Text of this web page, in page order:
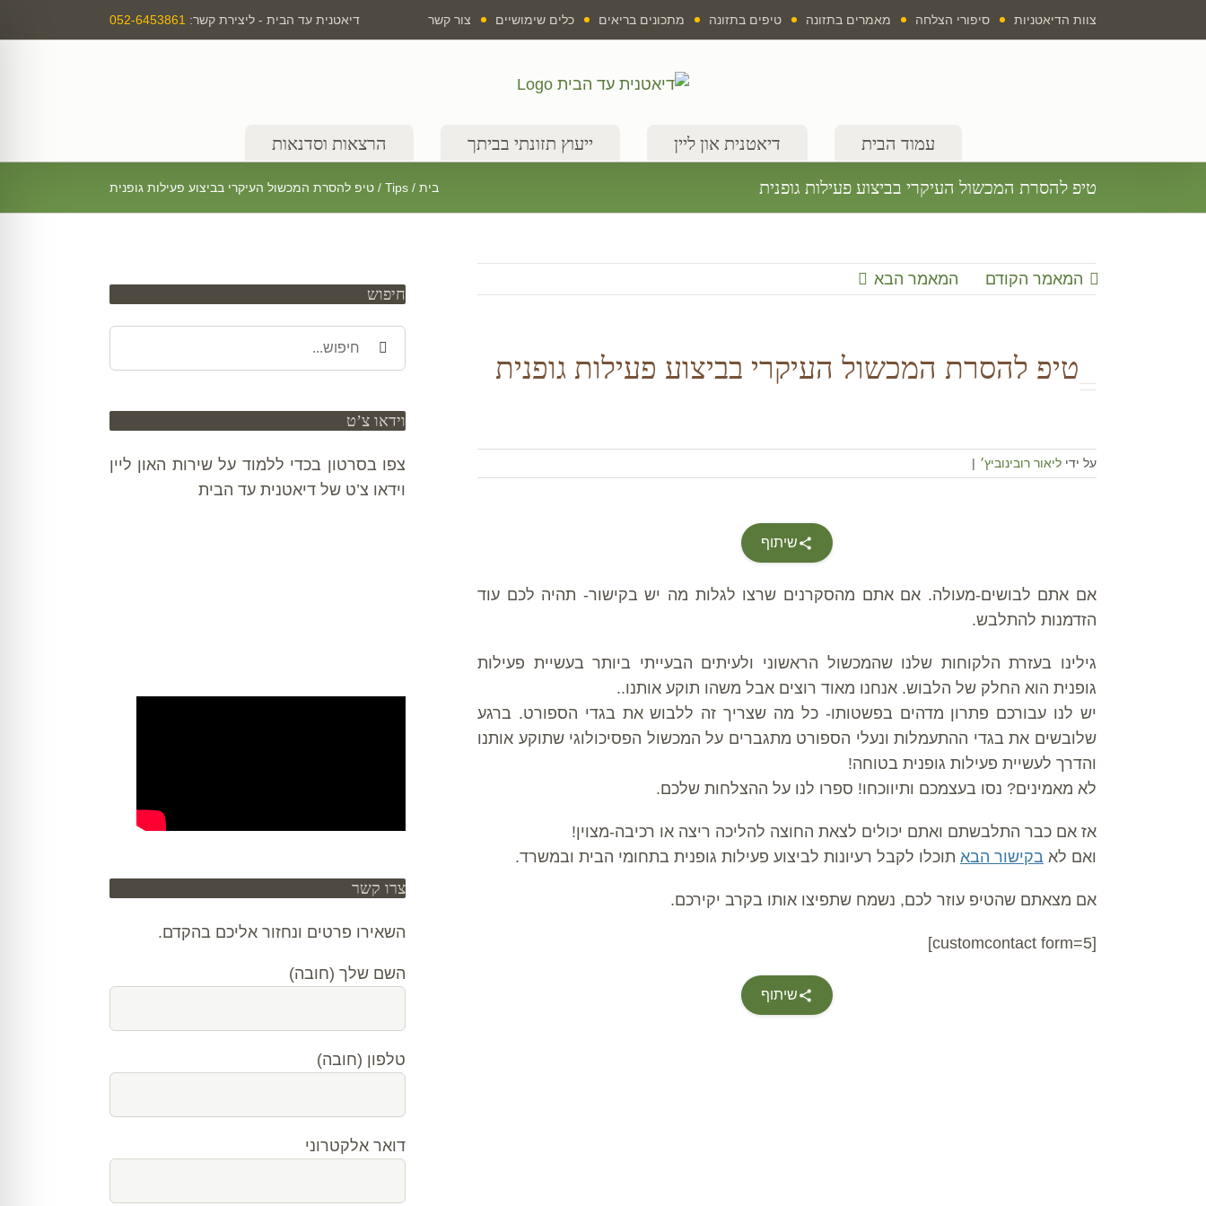
לתוכן
צוות הדיאטניות סיפורי הצלחה מאמרים בתזונה טיפים בתזונה מתכונים בריאים כלים שימושיים צור קשר דיאטנית עד הבית - ליצירת קשר: 052-6453861
עמוד הבית דיאטנית און ליין ייעוץ תזונתי בביתך הרצאות וסדנאות
טיפ להסרת המכשול העיקרי בביצוע פעילות גופנית בית /
Tips
/ טיפ להסרת המכשול העיקרי בביצוע פעילות גופנית
המאמר הקודם המאמר הבא
טיפ להסרת המכשול העיקרי בביצוע פעילות גופנית
על ידי ליאור רובינוביץ׳ |
שיתוף
אם אתם לבושים-מעולה. אם אתם מהסקרנים שרצו לגלות מה יש בקישור- תהיה לכם עוד
הזדמנות להתלבש.
גילינו בעזרת הלקוחות שלנו שהמכשול הראשוני ולעיתים הבעייתי ביותר בעשיית פעילות
גופנית הוא החלק של הלבוש. אנחנו מאוד רוצים אבל משהו תוקע אותנו..
יש לנו עבורכם פתרון מדהים בפשטותו- כל מה שצריך זה ללבוש את בגדי הספורט. ברגע
שלובשים את בגדי ההתעמלות ונעלי הספורט מתגברים על המכשול הפסיכולוגי שתוקע אותנו
והדרך לעשיית פעילות גופנית בטוחה!
לא מאמינים? נסו בעצמכם ותיווכחו! ספרו לנו על ההצלחות שלכם.
אז אם כבר התלבשתם ואתם יכולים לצאת החוצה להליכה ריצה או רכיבה-מצוין!
ואם לא בקישור הבא תוכלו לקבל רעיונות לביצוע פעילות גופנית בתחומי הבית ובמשרד.
אם מצאתם שהטיפ עוזר לכם, נשמח שתפיצו אותו בקרב יקירכם.
[customcontact form=5]
שיתוף
חיפוש
וידאו צ’ט
צפו בסרטון בכדי ללמוד על שירות האון ליין
וידאו צ’ט של דיאטנית עד הבית
צרו קשר
השאירו פרטים ונחזור אליכם בהקדם.
השם שלך (חובה)
טלפון (חובה)
דואר אלקטרוני